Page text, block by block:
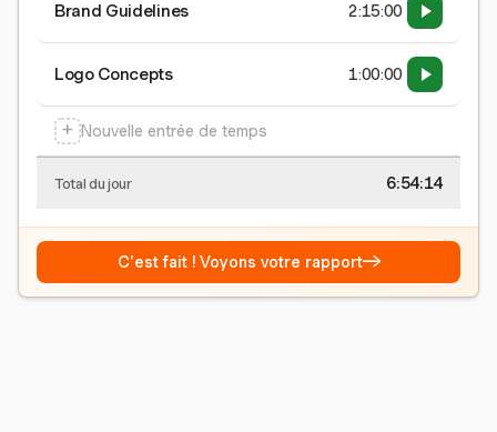
Brand Guidelines 2:15:00
Logo Concepts 1:00:00
+ Nouvelle entrée de temps
Total du jour 6:54:15
C'est fait ! Voyons votre rapport→